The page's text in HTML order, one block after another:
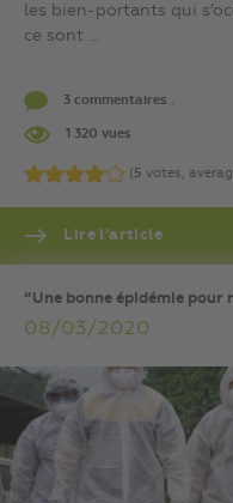
les bien-portants qui
ce sont ...
3 commentaires .
1 320 vues
(5 votes,
Lire l’article
“Une bonne épidémie pour
08/03/2020